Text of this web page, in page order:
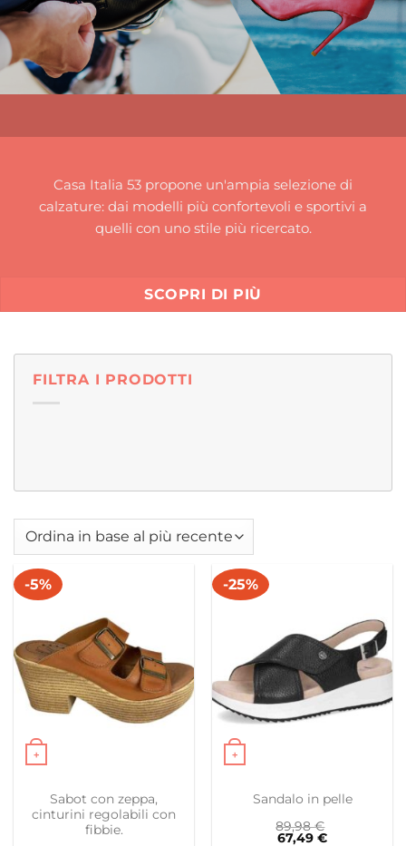
Casa Italia 53 propone un'ampia selezione di
calzature: dai modelli più confortevoli e sportivi a
quelli con uno stile più ricercato.
SCOPRI DI PIÙ
FILTRA I PRODOTTI
-5%
+
Questo prodotto ha più varianti. Le opzioni possono
Sabot con zeppa,
cinturini regolabili con
fibbie.
-25%
+
Questo prodotto ha più
Sandalo in pelle
89,98€
67,49 €